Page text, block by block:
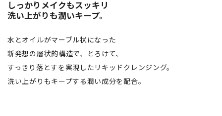
しっかりメイクもスッキリ
洗い上がりも潤いキープ。
水とオイルがマーブル状になった
新発想の層状的構造で、とろけて、
すっきり落とすを実現したリキッドクレンジング。
洗い上がりもキープする潤い成分を配合。